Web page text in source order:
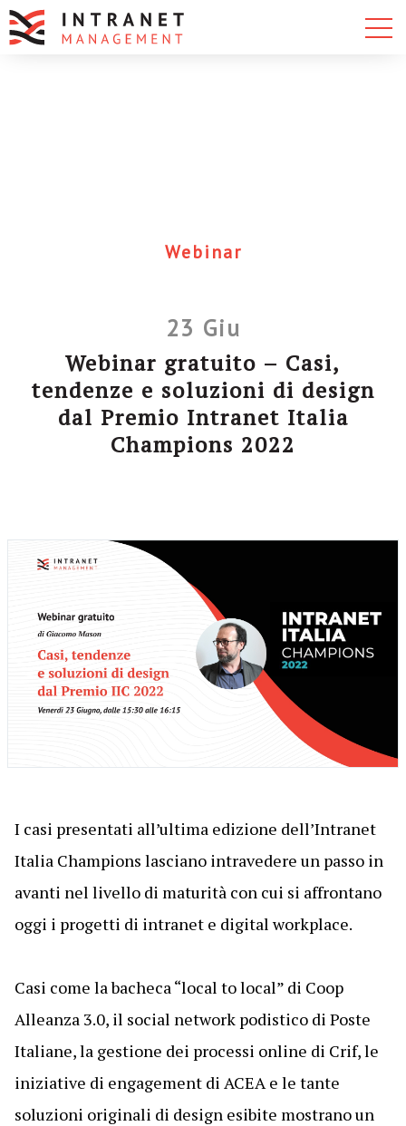
Webinar
23 Giu
Webinar gratuito – Casi,
tendenze e soluzioni di design
dal Premio Intranet Italia
Champions 2022
I casi presentati all’ultima edizione dell’Intranet
Italia Champions lasciano intravedere un passo in
avanti nel livello di maturità con cui si affrontano
oggi i progetti di intranet e digital workplace.
Casi come la bacheca “local to local” di Coop
Alleanza 3.0, il social network podistico di Poste
Italiane, la gestione dei processi online di Crif, le
iniziative di engagement di ACEA e le tante
soluzioni originali di design esibite mostrano un